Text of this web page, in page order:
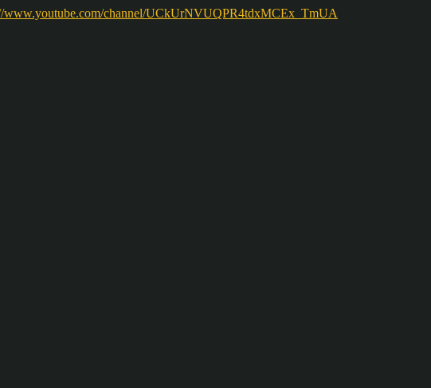
www.youtube.com/channel/UCkUrNVUQPR4tdxMCEx_TmUA